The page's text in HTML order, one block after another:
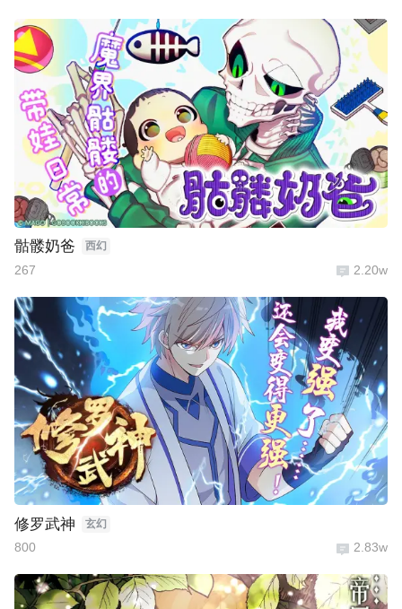
骷髅奶爸 西幻
267 2.20w
修罗武神 玄幻
800 2.83w